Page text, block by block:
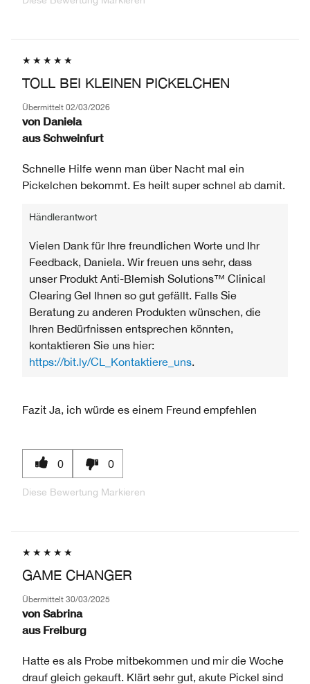
TOLL BEI KLEINEN PICKELCHEN
Übermittelt 02/03/2026
von Daniela
aus Schweinfurt
Schnelle Hilfe wenn man über Nacht mal ein
Pickelchen bekommt. Es heilt super schnel ab damit.
Händlerantwort
Vielen Dank für Ihre freundlichen Worte und Ihr
Feedback, Daniela. Wir freuen uns sehr, dass
unser Produkt Anti-Blemish Solutions™ Clinical
Clearing Gel Ihnen so gut gefällt. Falls Sie
Beratung zu anderen Produkten wünschen, die
Ihren Bedürfnissen entsprechen könnten,
kontaktieren Sie uns hier:
https://bit.ly/CL_Kontaktiere_uns.
Fazit Ja, ich würde es einem Freund empfehlen
0 0
Diese Bewertung Markieren
GAME CHANGER
Übermittelt 30/03/2025
von Sabrina
aus Freiburg
Hatte es als Probe mitbekommen und mir die Woche
drauf gleich gekauft. Klärt sehr gut, akute Pickel sind